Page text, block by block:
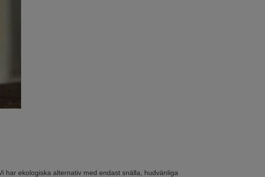
har ekologiska alternativ med endast snälla, hudvänliga